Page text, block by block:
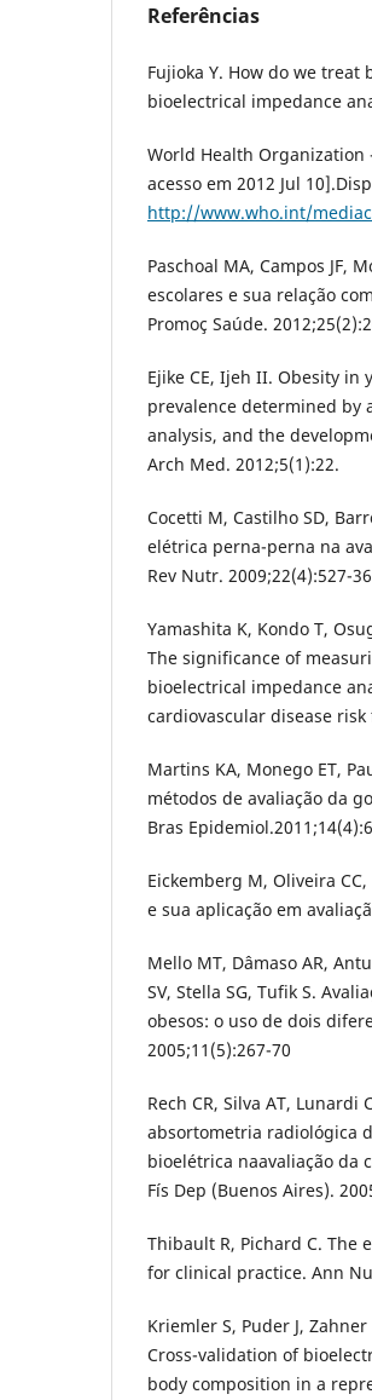
Referências
Fujioka Y. How do we
bioelectrical impedance
World Health
acesso em 2012 Jul
http://www.who.int/
Paschoal MA, Campos JF,
escolares e sua relação
Promoç Saúde.
Ejike CE, Ijeh II. Obesity
prevalence determined by
analysis, and the
Arch Med. 2012;5(1):22.
Cocetti M, Castilho SD,
elétrica perna-perna na
Rev Nutr. 2009;22(4):527-36
Yamashita K, Kondo T,
The significance of
bioelectrical impedance
cardiovascular disease risk
Martins KA, Monego ET,
métodos de avaliação da
Bras
Eickemberg M, Oliveira
e sua aplicação em
Mello MT, Dâmaso AR,
SV, Stella SG, Tufik S.
obesos: o uso de dois
2005;11(5):267-70
Rech CR, Silva AT, Lunardi
absortometria radiológica
bioelétrica naavaliação da
Fís Dep (Buenos Aires).
Thibault R, Pichard C. The
for clinical practice. Ann
Kriemler S, Puder J,
Cross-validation of
body composition in a